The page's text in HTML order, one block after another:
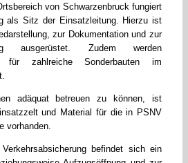
von Schwarzenbruck fungiert
als Sitz der Einsatzleitung. Hierzu ist
zur Dokumentation und zur
ausgerüstet. Zudem werden
für zahlreiche Sonderbauten im
adäquat betreuen zu können, ist
und Material für die in PSNV
vorhanden.
befindet sich ein